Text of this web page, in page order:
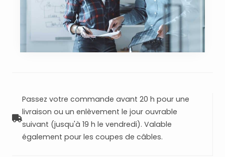
Passez votre commande avant 20 h pour une
livraison ou un enlèvement le jour ouvrable
suivant (jusqu'à 19 h le vendredi). Valable
également pour les coupes de câbles.